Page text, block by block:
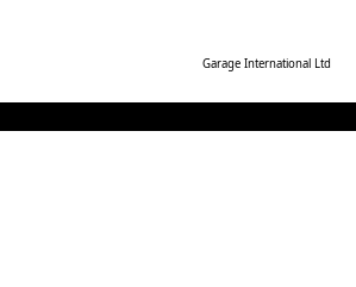
Garage International Ltd